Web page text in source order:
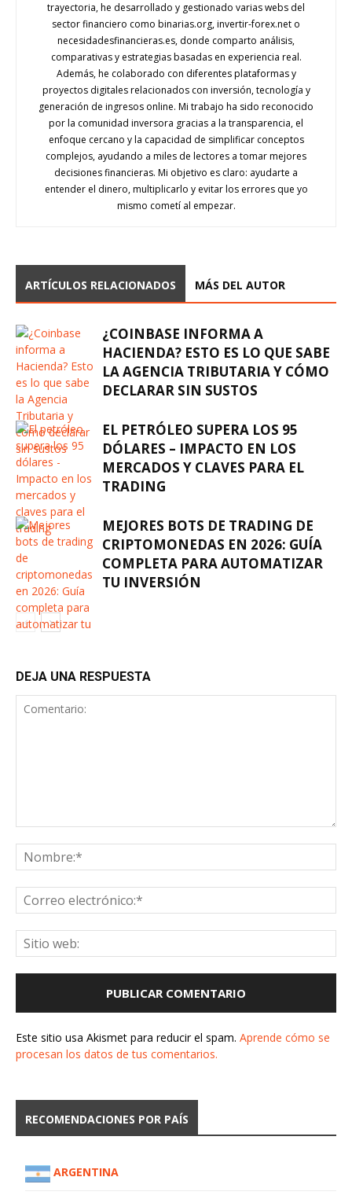
trayectoria, he desarrollado y gestionado varias webs del
sector financiero como binarias.org, invertir-forex.net o
necesidadesfinancieras.es, donde comparto análisis,
comparativas y estrategias basadas en experiencia real.
Además, he colaborado con diferentes plataformas y
proyectos digitales relacionados con inversión, tecnología y
generación de ingresos online. Mi trabajo ha sido reconocido
por la comunidad inversora gracias a la transparencia, el
enfoque cercano y la capacidad de simplificar conceptos
complejos, ayudando a miles de lectores a tomar mejores
decisiones financieras. Mi objetivo es claro: ayudarte a
entender el dinero, multiplicarlo y evitar los errores que yo
mismo cometí al empezar.
ARTÍCULOS RELACIONADOS MÁS DEL AUTOR
¿COINBASE INFORMA A
HACIENDA? ESTO ES LO QUE SABE
LA AGENCIA TRIBUTARIA Y CÓMO
DECLARAR SIN SUSTOS
EL PETRÓLEO SUPERA LOS 95
DÓLARES – IMPACTO EN LOS
MERCADOS Y CLAVES PARA EL
TRADING
MEJORES BOTS DE TRADING DE
CRIPTOMONEDAS EN 2026: GUÍA
COMPLETA PARA AUTOMATIZAR
TU INVERSIÓN
DEJA UNA RESPUESTA
Este sitio usa Akismet para reducir el spam. Aprende cómo se
procesan los datos de tus comentarios.
RECOMENDACIONES POR PAÍS
ARGENTINA